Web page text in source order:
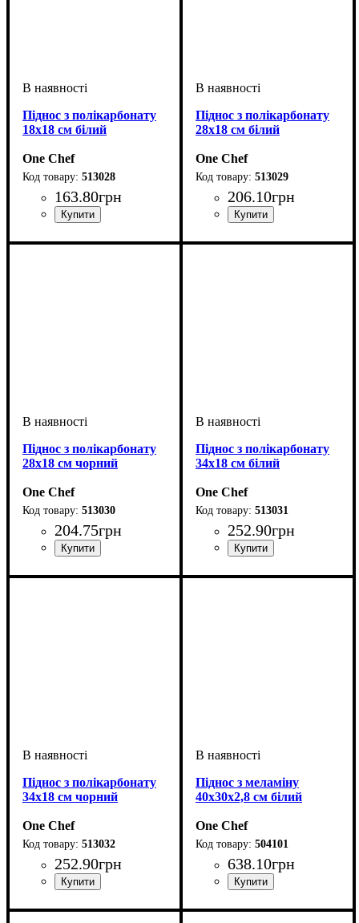
Піднос з полікарбонату
18х18 см білий
One Chef
513028
163.80грн
Піднос з полікарбонату
28х18 см білий
One Chef
513029
206.10грн
Піднос з полікарбонату
28х18 см чорний
One Chef
513030
204.75грн
Піднос з полікарбонату
34х18 см білий
One Chef
513031
252.90грн
Піднос з полікарбонату
34х18 см чорний
One Chef
513032
252.90грн
Піднос з меламіну
40х30х2,8 см білий
One Chef
504101
638.10грн